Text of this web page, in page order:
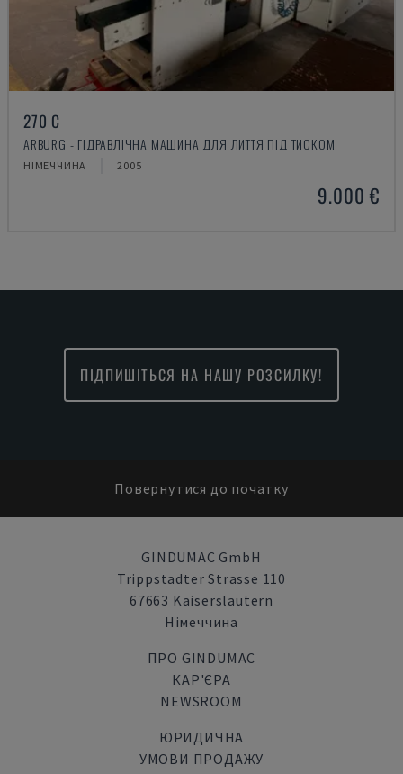
270 C
ARBURG - ГІДРАВЛІЧНА МАШИНА ДЛЯ ЛИТТЯ ПІД ТИСКОМ
НІМЕЧЧИНА 2005
9.000 €
ПІДПИШІТЬСЯ НА НАШУ РОЗСИЛКУ!
Повернутися до початку
GINDUMAC GmbH
Trippstadter Strasse 110
67663 Kaiserslautern
Німеччина
ПРО GINDUMAC
КАР'ЄРА
NEWSROOM
ЮРИДИЧНА
УМОВИ ПРОДАЖУ